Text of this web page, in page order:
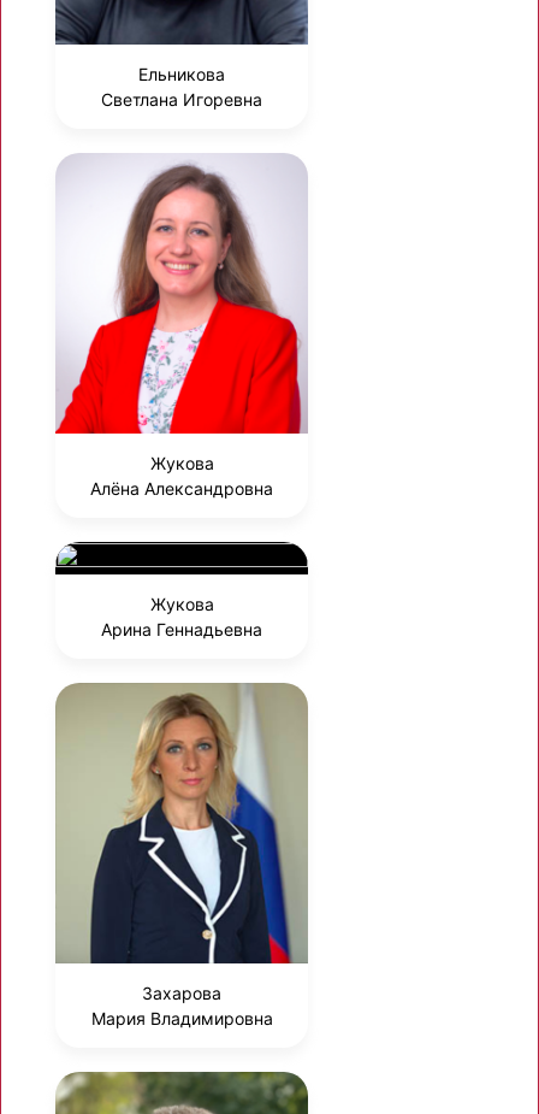
Ельникова
Светлана Игоревна
Жукова
Алёна Александровна
Жукова
Арина Геннадьевна
Захарова
Мария Владимировна